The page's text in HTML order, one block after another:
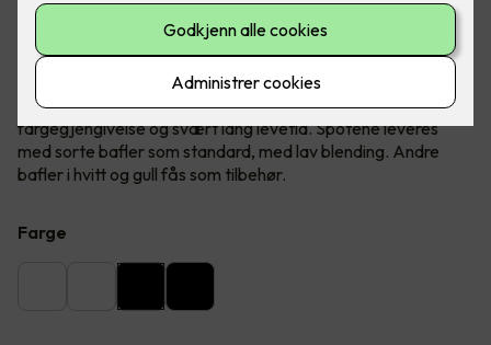
Tube Micro Track er en skinne med slanke, presise spoter
med minimalistisk, eksklusivt utseende. Den er lett å
montere i alle kjente takuttak og bokser i ulike typer rom i
boligen som soverom, stuer, entreer osv. Hver spot kan
rettes dit lyset trengs. Tube Micro Track har utmerket
fargegjengivelse og svært lang levetid. Spotene leveres
med sorte bafler som standard, med lav blending. Andre
bafler i hvitt og gull fås som tilbehør.
Farge